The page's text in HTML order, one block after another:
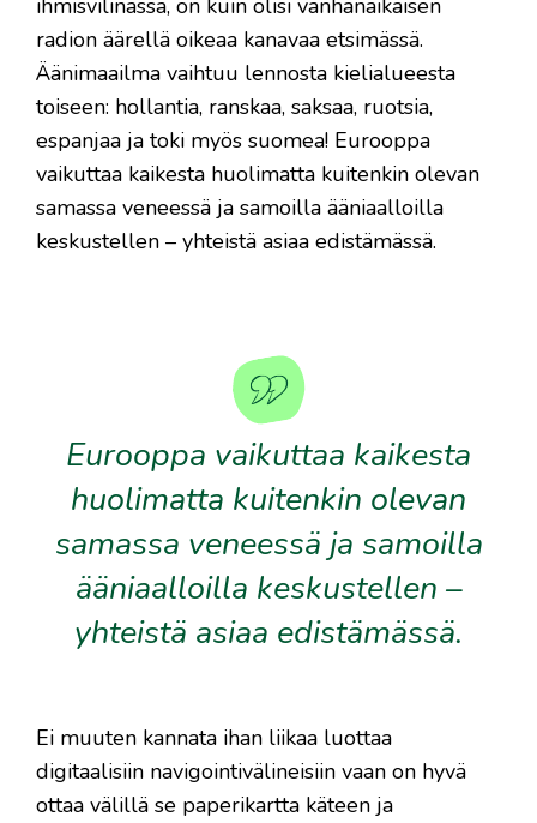
radion äärellä oikeaa kanavaa etsimässä.
Äänimaailma vaihtuu lennosta kielialueesta
toiseen: hollantia, ranskaa, saksaa, ruotsia,
espanjaa ja toki myös suomea! Eurooppa
vaikuttaa kaikesta huolimatta kuitenkin olevan
samassa veneessä ja samoilla ääniaalloilla
keskustellen – yhteistä asiaa edistämässä.
Eurooppa vaikuttaa kaikesta
huolimatta kuitenkin olevan
samassa veneessä ja samoilla
ääniaalloilla keskustellen –
yhteistä asiaa edistämässä.
Ei muuten kannata ihan liikaa luottaa
digitaalisiin navigointivälineisiin vaan on hyvä
ottaa välillä se paperikartta käteen ja